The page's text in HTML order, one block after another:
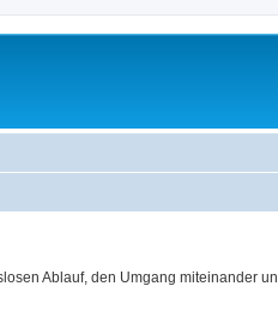
Ablauf, den Umgang miteinander